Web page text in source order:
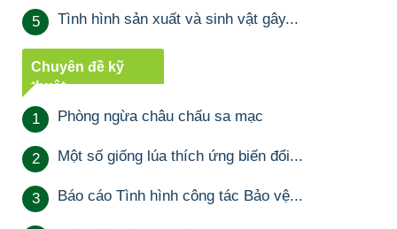
5 Tình hình sản xuất và sinh vật gây...
Chuyên đề kỹ
thuật
1 Phòng ngừa châu chấu sa mạc
2 Một số giống lúa thích ứng biến đổi...
3 Báo cáo Tình hình công tác Bảo vệ...